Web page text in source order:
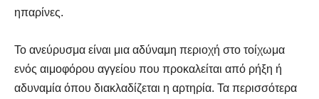
ηπαρίνες.
Το ανεύρυσμα είναι μια αδύναμη περιοχή στο τοίχωμα
ενός αιμοφόρου αγγείου που προκαλείται από ρήξη ή
αδυναμία όπου διακλαδίζεται η αρτηρία. Τα περισσότερα